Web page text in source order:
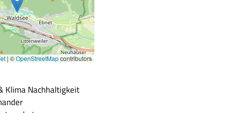
| ©OpenStreetMapcontributors
KlimaNachhaltigkeit